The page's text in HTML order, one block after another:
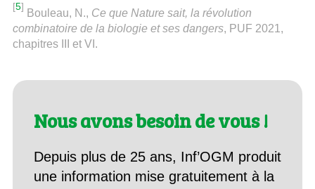
[5]
Bouleau, N., Ce que Nature sait, la révolution
combinatoire de la biologie et ses dangers, PUF 2021,
chapitres III et VI.
Nous avons besoin de vous !
Depuis plus de 25 ans, Inf’OGM produit
une information mise gratuitement à la